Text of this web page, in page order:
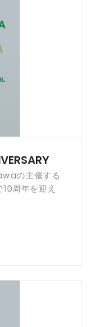
の主催する
周年を迎え